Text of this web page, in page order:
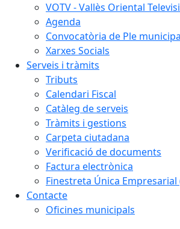
VOTV - Vallès Oriental
Agenda
Convocatòria de Ple
Xarxes Socials
Serveis i tràmits
Tributs
Calendari Fiscal
Catàleg de serveis
Tràmits i gestions
Carpeta ciutadana
Verificació de documents
Factura electrònica
Finestreta Única Empresarial
Contacte
Oficines municipals